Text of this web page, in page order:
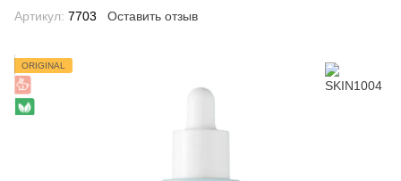
Артикул: 7703 Оставить отзыв
ORIGINAL